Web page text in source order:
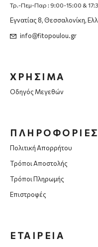
Τρ.-Πεμ-Παρ : 9:00-15:00 &
Εγνατίας 8, Θεσσαλονίκη,
info@fitopoulou.gr
ΧΡΗΣΙΜΑ
Οδηγός Μεγεθών
ΠΛΗΡΟΦΟΡΙΕΣ
Πολιτική Απορρήτου
Τρόποι Αποστολής
Τρόποι Πληρωμής
Επιστροφές
ΕΤΑΙΡΕΙΑ